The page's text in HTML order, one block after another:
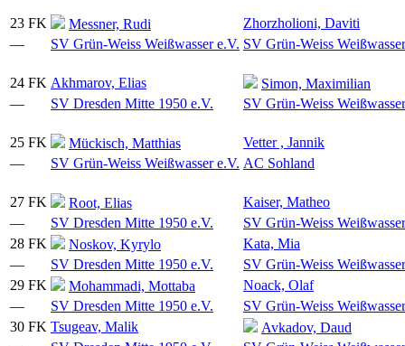
23 FK Messner, Rudi
Zhorzholioni, Daviti
—
SV Grün-Weiss Weißwasser e.V. SV Grün-Weiss
24 FK Akhmarov, Elias
Simon, Maximilian
—
SV Dresden Mitte 1950 e.V. SV Grün-Weiss
25 FK Mückisch, Matthias
Vetter , Jannik
—
SV Grün-Weiss Weißwasser e.V. AC Sohland
27 FK Root, Elias
Kaiser, Matheo
—
SV Dresden Mitte 1950 e.V.
SV Grün-Weiss
28 FK Noskov, Kyrylo
Kata, Mia
—
SV Dresden Mitte 1950 e.V.
SV Grün-Weiss
29 FK Mohammadi, Mottaba
Noack, Olaf
—
SV Dresden Mitte 1950 e.V.
SV Grün-Weiss
30 FK Tsugeav, Malik
Avkadov, Daud